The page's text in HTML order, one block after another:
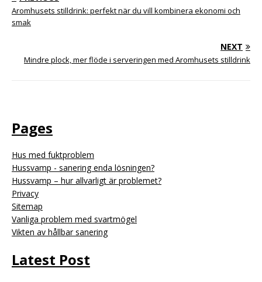
Aromhusets stilldrink: perfekt när du vill kombinera ekonomi och
smak
NEXT
Mindre plock, mer flöde i serveringen med Aromhusets stilldrink
Pages
Hus med fuktproblem
Hussvamp - sanering enda lösningen?
Hussvamp – hur allvarligt är problemet?
Privacy
Sitemap
Vanliga problem med svartmögel
Vikten av hållbar sanering
Latest Post